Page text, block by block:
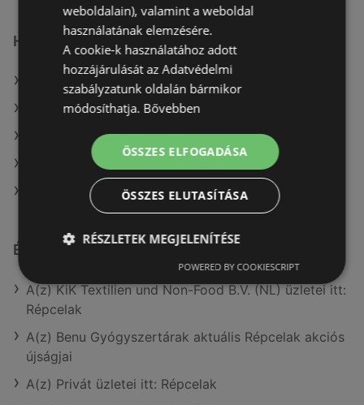
Hasonló kiskereskedők
A(z) Vianni ajánlatai
A(z) PatikaPlus ajánlatai
A(z) Rossmann ajánlatai
A(z) dm ajánlatai
A(z) Gyöngy Patikak ajánlatai
Érdeklődésre számot tartó elemek itt:
A(z) KiK Textilien und Non-Food B.V. (NL) üzletei itt:
Répcelak
A(z) Benu Gyógyszertárak aktuális Répcelak akciós
újságjai
A(z) Privát üzletei itt: Répcelak
weboldalain), valamint a weboldal
használatának elemzésére.
A cookie-k használatához adott
hozzájárulását az Adatvédelmi
szabályzatunk oldalán bármikor
módosíthatja. Bővebben
ÖSSZES ELFOGADÁSA
ÖSSZES ELUTASÍTÁSA
RÉSZLETEK MEGJELENÍTÉSE
POWERED BY COOKIESCRIPT